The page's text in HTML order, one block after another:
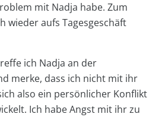
mit Nadja habe. Zum
wieder aufs Tagesgeschäft
ich Nadja an der
merke, dass ich nicht mit ihr
also ein persönlicher Konflikt
Ich habe Angst mit ihr zu